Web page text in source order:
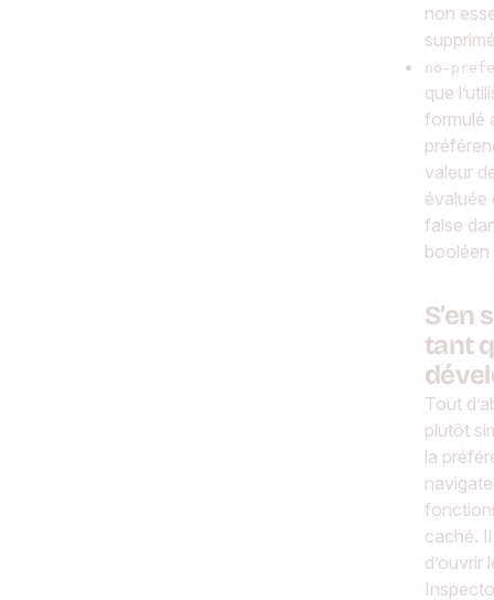
non
no-
que
formulé
valeur
évaluée
false
booléen
S’en
tant
Tout
plutôt
la
caché.
d’ouvrir